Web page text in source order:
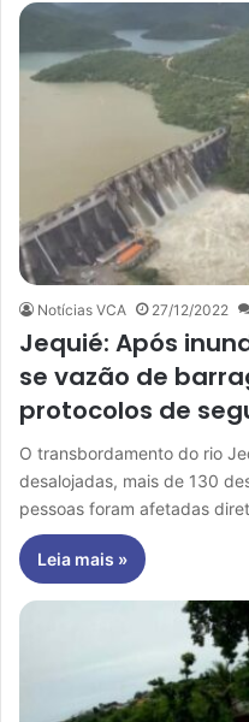
Notícias VCA 27/12/2022
Jequié: Após
se vazão de
protocolos de
O transbordamento do rio
desalojadas, mais de 130
pessoas foram afetadas
Leia mais »